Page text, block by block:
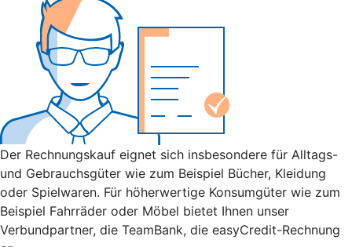
Der Rechnungskauf eignet sich insbesondere für Alltags-
und Gebrauchsgüter wie zum Beispiel Bücher, Kleidung
oder Spielwaren. Für höherwertige Konsumgüter wie zum
Beispiel Fahrräder oder Möbel bietet Ihnen unser
Verbundpartner, die TeamBank, die easyCredit-Rechnung